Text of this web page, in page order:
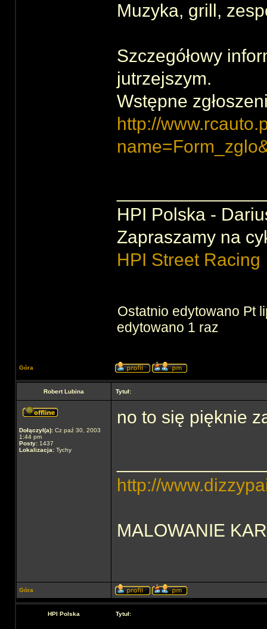
Muzyka, grill,
Szczegółowy
jutrzejszym.
Wstępne
http://
HPI Polska -
Zapraszamy na
HPI Street Racing
Ostatnio edytowano Pt
edytowano 1 raz
Góra
Robert Lubina Tytuł:
Dołączył(a): Cz paź 30, 2003
1:44 pm
Posty: 1437
Lokalizacja: Tychy
no to się pięknie
http://
MALOWANIE
Góra
HPI Polska Tytuł: